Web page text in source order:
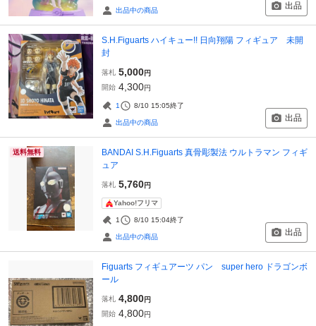
出品中の商品 出品
S.H.Figuarts ハイキュー!! 日向翔陽 フィギュア 未開
封
落札 5,000円
開始 4,300円
1 8/10 15:05終了
出品中の商品 出品
送料無料
BANDAI S.H.Figuarts 真骨彫製法 ウルトラマン フィギ
ュア
落札 5,760円
Yahoo!フリマ
1 8/10 15:04終了
出品中の商品 出品
Figuarts フィギュアーツ パン super hero ドラゴンボ
ール
落札 4,800円
開始 4,800円